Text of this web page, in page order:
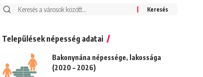
Keresés:
Települések népesség adatai
Bakonynána népessége, lakossága
(2020 – 2026)